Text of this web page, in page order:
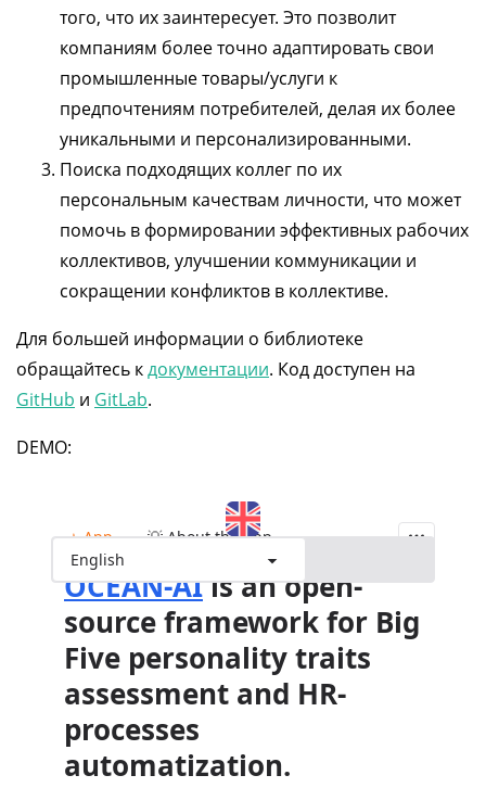
того, что их заинтересует. Это позволит
компаниям более точно адаптировать свои
промышленные товары/услуги к
предпочтениям потребителей, делая их более
уникальными и персонализированными.
Поиска подходящих коллег по их
персональным качествам личности, что может
помочь в формировании эффективных рабочих
коллективов, улучшении коммуникации и
сокращении конфликтов в коллективе.
Для большей информации о библиотеке
обращайтесь кдокументации. Код доступен на
GitHub и GitLab.
DEMO: